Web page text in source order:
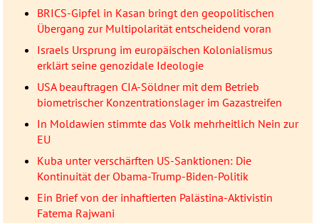
BRICS-Gipfel in Kasan bringt den geopolitischen
Übergang zur Multipolarität entscheidend voran
Israels Ursprung im europäischen Kolonialismus
erklärt seine genozidale Ideologie
USA beauftragen CIA-Söldner mit dem Betrieb
biometrischer Konzentrationslager im Gazastreifen
In Moldawien stimmte das Volk mehrheitlich Nein zur
EU
Kuba unter verschärften US-Sanktionen: Die
Kontinuität der Obama-Trump-Biden-Politik
Ein Brief von der inhaftierten Palästina-Aktivistin
Fatema Rajwani